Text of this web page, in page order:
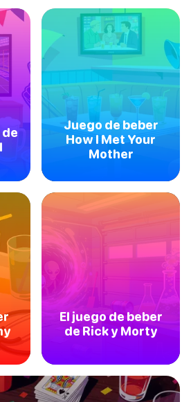
Juego de beber
How I Met Your
Mother
El juego de beber
de Rick y Morty